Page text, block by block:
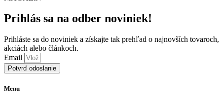
stránke
stránke
produktu.
na
Prihlás sa na odber noviniek!
Prihláste sa do noviniek a získajte tak prehľad o najnovších tovaroch,
akciách alebo článkoch.
Email
Potvrď odoslanie
Menu